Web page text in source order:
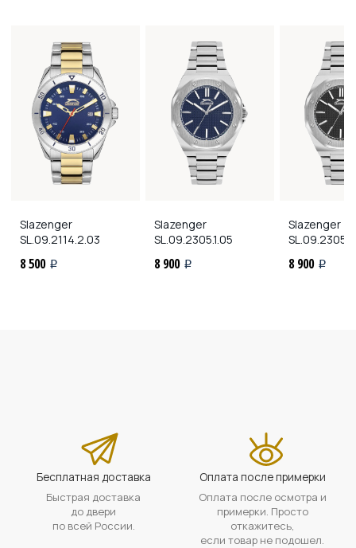
Slazenger
SL.09.2114.2.03
8 500 i
Slazenger
SL.09.2305.1.05
8 900 i
Slazenger
8 900 i
Бесплатная доставка
Быстрая доставка
до двери
по всей России.
Оплата после примерки
Оплата после осмотра и
примерки. Просто
откажитесь,
если товар не подошел.